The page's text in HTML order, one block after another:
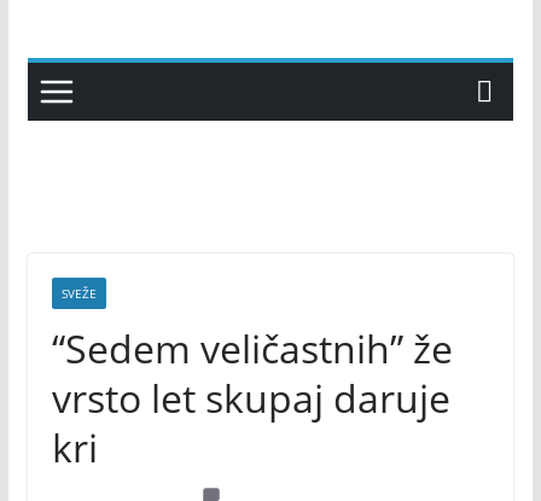
content
SVEŽE
“Sedem veličastnih” že
vrsto let skupaj daruje
kri